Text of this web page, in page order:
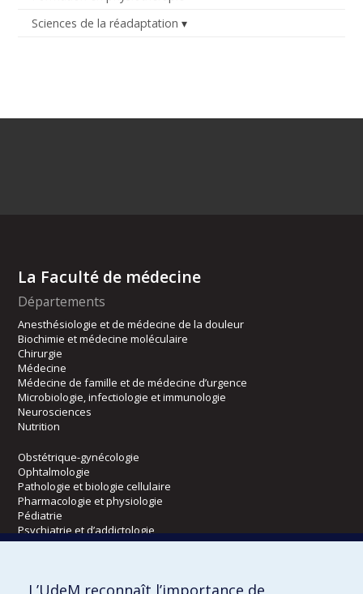
Sciences de la réadaptation
La Faculté de médecine
Départements
Anesthésiologie et de médecine de la douleur
Biochimie et médecine moléculaire
Chirurgie
Médecine
Médecine de famille et de médecine d’urgence
Microbiologie, infectiologie et immunologie
Neurosciences
Nutrition
Obstétrique-gynécologie
Ophtalmologie
Pathologie et biologie cellulaire
Pharmacologie et physiologie
Pédiatrie
Psychiatrie et d’addictologie
Radiologie, radio-oncologie et médecine nucléaire
L’UdeM reconnaît l’importance de